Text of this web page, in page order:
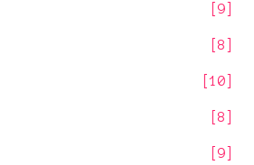
9
8
10
8
9